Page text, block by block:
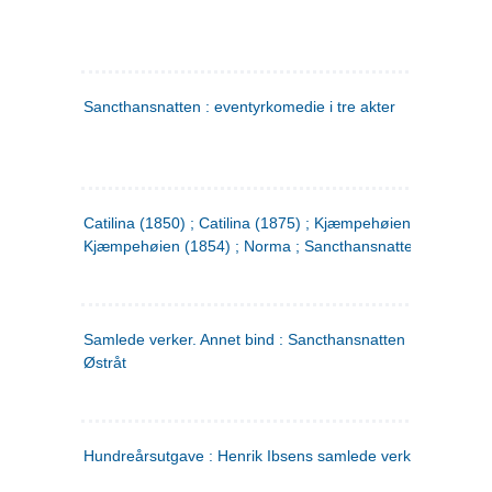
Sancthansnatten : eventyrkomedie i tre akter
Catilina (1850) ; Catilina (1875) ; Kjæmpehøien (1850) ;
Kjæmpehøien (1854) ; Norma ; Sancthansnatten
Samlede verker. Annet bind : Sancthansnatten ; Fru Inger
Østråt
Hundreårsutgave : Henrik Ibsens samlede verker. 2